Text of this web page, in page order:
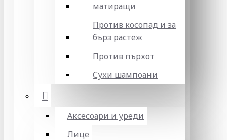
матиращи
Против косопад и за
бърз растеж
Против пърхот
Сухи шампоани
Аксесоари и уреди
Лице